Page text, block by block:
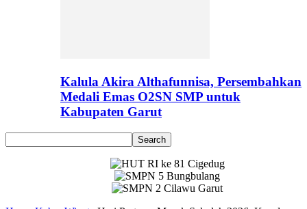
Kalula Akira Althafunnisa, Persembahkan
Medali Emas O2SN SMP untuk
Kabupaten Garut